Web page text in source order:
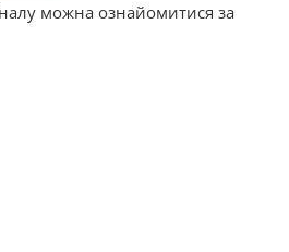
можна ознайомитися за